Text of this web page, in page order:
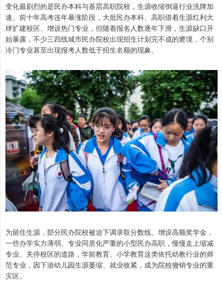
变化最剧烈的是民办本科与基层高职院校，生源收缩倒逼行业洗牌加
速。前十年高考连年暴涨阶段，大批民办本科、高职借着生源红利大
肆扩建校区、增设热门专业，但随着报名人数逐年下滑，生源缺口开
始暴露，不少三四线城市民办院校出现招生计划完不成的窘境，个别
冷门专业甚至出现报考人数低于招生名额的现象。
为留住生源，部分民办院校被迫下调录取分数线、增设高额奖学金，
一些办学实力薄弱、专业同质化严重的小型民办高职，慢慢走上缩减
专业、关停校区的道路，学前教育、小学教育这类依托幼教行业的师
范专业，因下游幼儿园生源萎缩、就业收紧，成为院校撤销专业的重
灾区。